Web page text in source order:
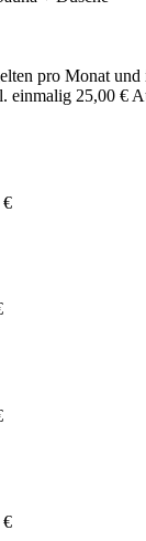
pro Monat
einmalig 25,00 €
€
€